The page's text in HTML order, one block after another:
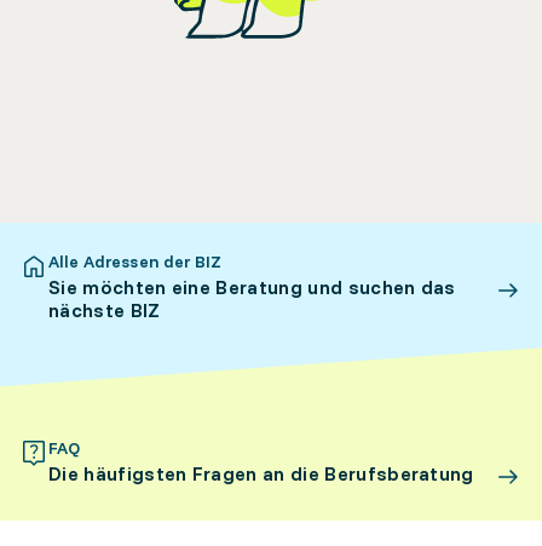
Alle Adressen der BIZ
Sie möchten eine Beratung und suchen das
nächste BIZ
FAQ
Die häufigsten Fragen an die Berufsberatung